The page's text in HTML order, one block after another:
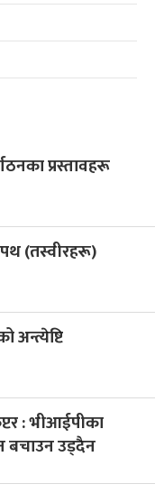
प्रस्तावहरू
(तस्वीरहरू)
अन्त्येष्टि
: भीआईपीका
बचाउन उड्दैन